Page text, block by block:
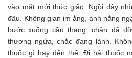
vào mặt mới thức giấc. Ngồi dậy
đâu. Không gian im ắng, ánh nắng
bước xuống cầu thang, chân đã
thương ngứa, chắc đang lành.
thuốc gì hay đến thế. Đi hái thuốc